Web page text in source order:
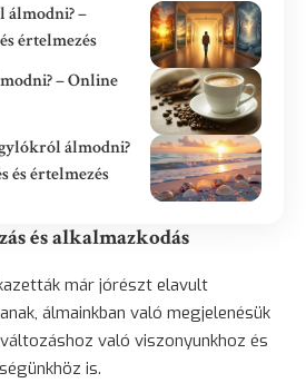
álmodni? –
értelmezés
– Online
álmodni?
és értelmezés
és alkalmazkodás
már jórészt elavult
álmainkban való megjelenésük
való viszonyunkhoz és
is.